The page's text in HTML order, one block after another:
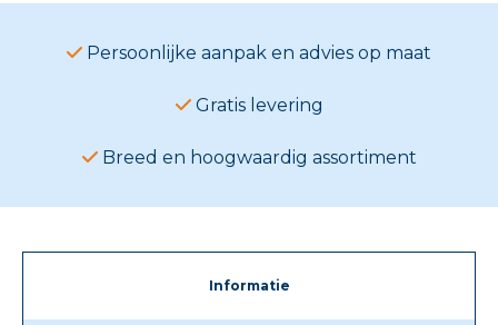
Persoonlijke aanpak en advies op maat
Gratis levering
Breed en hoogwaardig assortiment
Informatie